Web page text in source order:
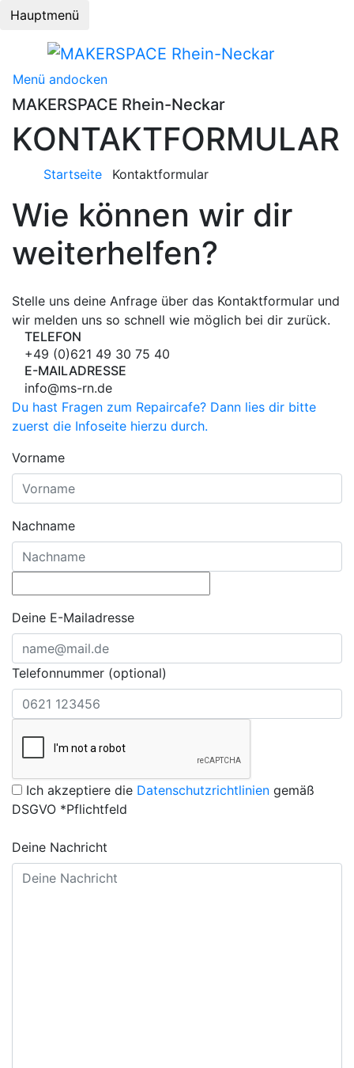
Hauptmenü
Menü andocken
MAKERSPACE Rhein-Neckar
KONTAKTFORMULAR
Startseite Kontaktformular
Wie können wir dir
weiterhelfen?
Stelle uns deine Anfrage über das Kontaktformular und
wir melden uns so schnell wie möglich bei dir zurück.
TELEFON
+49 (0)621 49 30 75 40
E-MAILADRESSE
info@ms-rn.de
Du hast Fragen zum Repaircafe? Dann lies dir bitte
zuerst die Infoseite hierzu durch.
Vorname
Nachname
Deine E-Mailadresse
Telefonnummer (optional)
Ich akzeptiere die Datenschutzrichtlinien gemäß
DSGVO *Pflichtfeld
Deine Nachricht